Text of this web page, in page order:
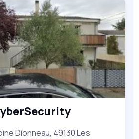
Dionneau, 49130 Les